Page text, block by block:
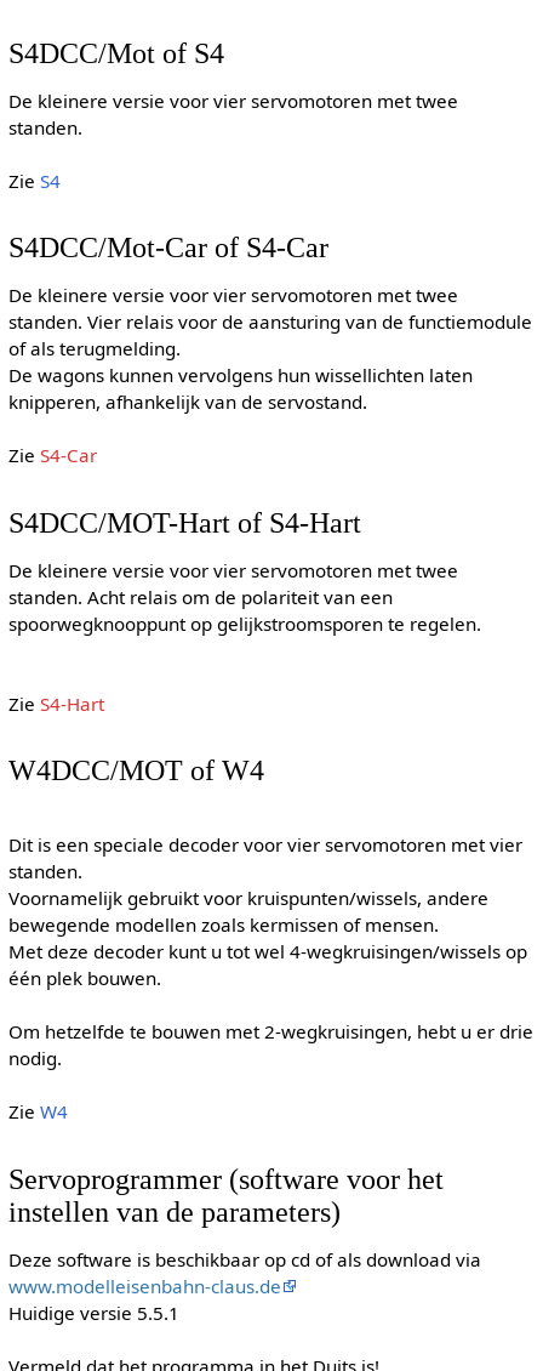
S4DCC/Mot of S4
De kleinere versie voor vier servomotoren met twee
standen.
Zie S4
S4DCC/Mot-Car of S4-Car
De kleinere versie voor vier servomotoren met twee
standen. Vier relais voor de aansturing van de functiemodule
of als terugmelding.
De wagons kunnen vervolgens hun wissellichten laten
knipperen, afhankelijk van de servostand.
Zie S4-Car
S4DCC/MOT-Hart of S4-Hart
De kleinere versie voor vier servomotoren met twee
standen. Acht relais om de polariteit van een
spoorwegknooppunt op gelijkstroomsporen te regelen.
Zie S4-Hart
W4DCC/MOT of W4
Dit is een speciale decoder voor vier servomotoren met vier
standen.
Voornamelijk gebruikt voor kruispunten/wissels, andere
bewegende modellen zoals kermissen of mensen.
Met deze decoder kunt u tot wel 4-wegkruisingen/wissels op
één plek bouwen.
Om hetzelfde te bouwen met 2-wegkruisingen, hebt u er drie
nodig.
Zie W4
Servoprogrammer (software voor het
instellen van de parameters)
Deze software is beschikbaar op cd of als download via
www.modelleisenbahn-claus.de
Huidige versie 5.5.1